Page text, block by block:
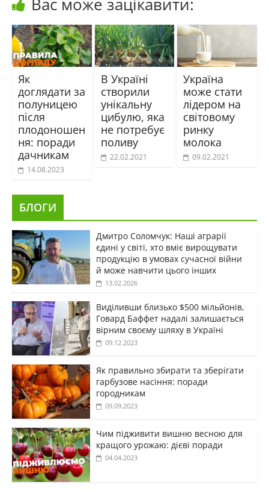
Як
доглядати за
полуницею
після
плодоношен
ня: поради
дачникам
14.08.2023
В Україні
створили
унікальну
цибулю, яка
не потребує
поливу
22.02.2021
Україна
може стати
лідером на
світовому
ринку
молока
09.02.2021
БЛОГИ
Дмитро Соломчук: Наші аграрії
єдині у світі, хто вміє вирощувати
продукцію в умовах сучасної війни
й може навчити цього інших
13.02.2026
Виділивши близько $500 мільйонів,
Говард Баффет надалі залишається
вірним своєму шляху в Україні
09.12.2023
Як правильно збирати та зберігати
гарбузове насіння: поради
городникам
09.09.2023
Чим підживити вишню весною для
кращого урожаю: дієві поради
04.04.2023